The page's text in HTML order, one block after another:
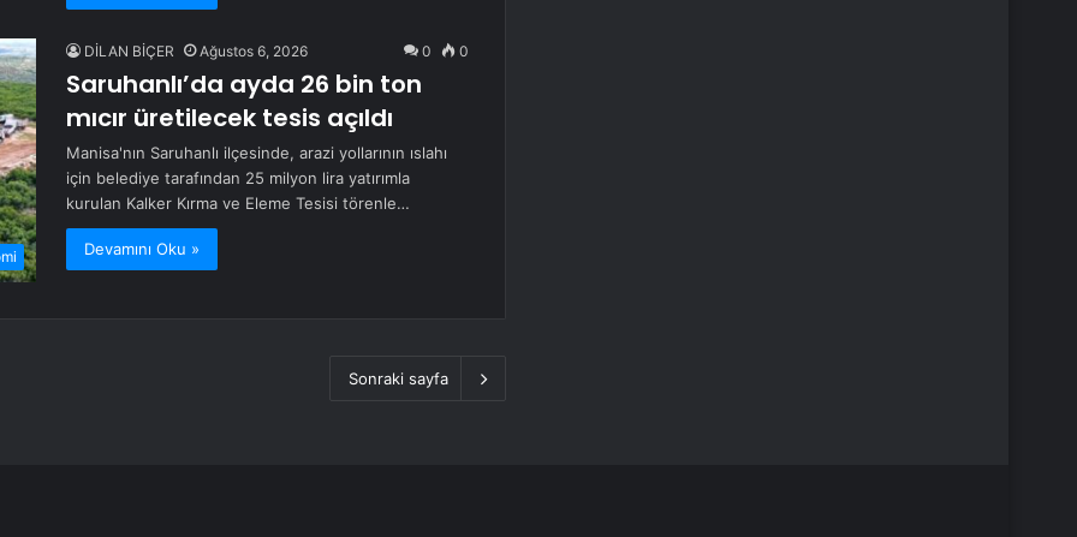
DİLAN BİÇER Ağustos 6, 2026 0 0
Saruhanlı’da ayda 26 bin ton
mıcır üretilecek tesis açıldı
Manisa'nın Saruhanlı ilçesinde, arazi yollarının ıslahı
için belediye tarafından 25 milyon lira yatırımla
kurulan Kalker Kırma ve Eleme Tesisi törenle…
Devamını Oku »
Sonraki sayfa